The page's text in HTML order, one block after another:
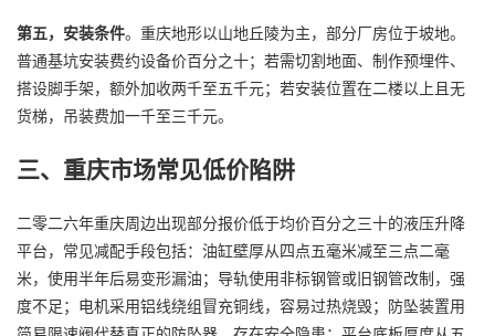
第五，安装条件。重庆地形以山地丘陵为主，部分厂房位于坡地。
普通基坑安装费约设备价百分之十；若需切割地面、制作预埋件、
搭设脚手架，额外加收两千至五千元；若安装位置在二楼以上且无
货梯，吊装费加一千至三千元。
三、重庆市场常见低价陷阱
二零二六年重庆周边出现部分报价低于均价百分之三十的液压升降
平台，常见减配手段包括：油缸壁厚从四点五毫米减至三点二毫
米，使用半年后易变形漏油；导轨使用非标钢管或旧钢管改制，强
度不足；电机采用铝线绕组冒充铜线，容易过热烧毁；防坠装置用